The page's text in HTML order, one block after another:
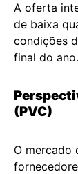
A oferta
de baixa
condições
final do ano.
(PVC)
O mercado